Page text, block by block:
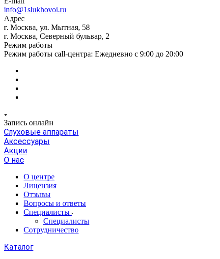
info@1slukhovoi.ru
Адрес
г. Москва, ул. Мытная, 58
г. Москва, Северный бульвар, 2
Режим работы
Режим работы call-центра: Ежедневно с 9:00 до 20:00
Запись онлайн
Слуховые аппараты
Аксессуары
Акции
О нас
О центре
Лицензия
Отзывы
Вопросы и ответы
Специалисты
Специалисты
Сотрудничество
Каталог